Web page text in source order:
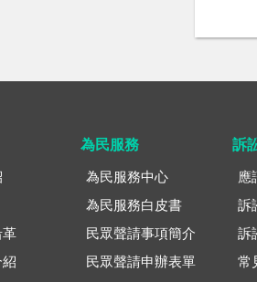
革
為民服務
為民服務中心
為民服務白皮書
民眾聲請事項簡介
民眾聲請申辦表單
訴
應
訴
訴
常